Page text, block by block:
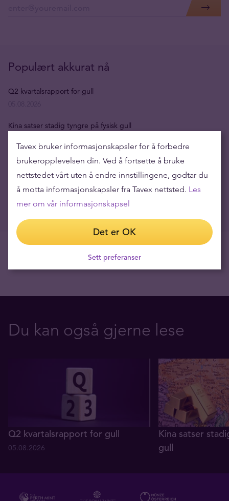
Populært akkurat nå
Q2 kvartalsrapport for gull
Kina satser stadig tyngre på fysisk gull
Gull og sølv i juli
20.07.2026
Svak sommer for gull og sølv
14.07.2026
Du kan også gjerne lese
Q2 kvartalsrapport for gull
05.08.2026
Kina satser
gull
Tavex bruker informasjonskapsler for å forbedre
brukeropplevelsen din. Ved å fortsette å bruke
nettstedet vårt uten å endre innstillingene, godtar du
å motta informasjonskapsler fra Tavex nettsted. Les
mer om vår informasjonskapsel
Det er OK
Sett preferanser